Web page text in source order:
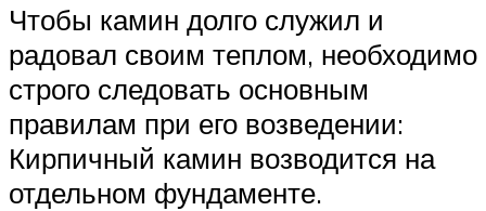
Чтобы камин долго служил и
радовал своим теплом, необходимо
строго следовать основным
правилам при его возведении:
Кирпичный камин возводится на
отдельном фундаменте.